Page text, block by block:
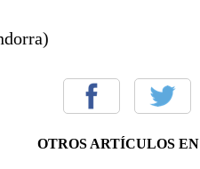
OTROS ARTÍCULOS